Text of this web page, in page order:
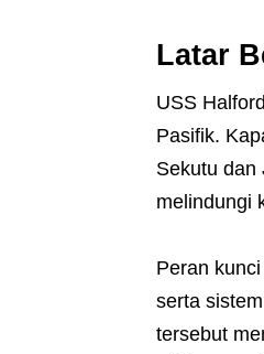
Latar
USS
Pasifik.
Sekutu dan
melindungi
Peran
serta
tersebut